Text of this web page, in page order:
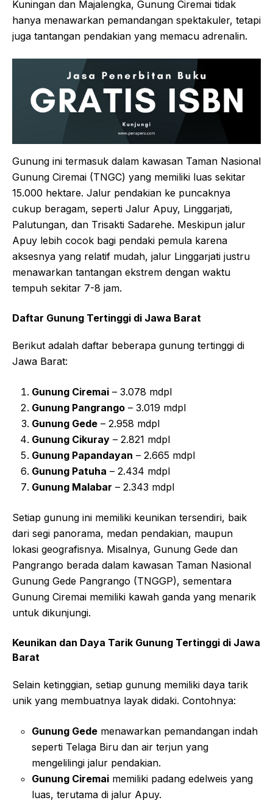
Kuningan dan Majalengka, Gunung Ciremai tidak
hanya menawarkan pemandangan spektakuler, tetapi
juga tantangan pendakian yang memacu adrenalin.
Gunung ini termasuk dalam kawasan Taman Nasional
Gunung Ciremai (TNGC) yang memiliki luas sekitar
15.000 hektare. Jalur pendakian ke puncaknya
cukup beragam, seperti Jalur Apuy, Linggarjati,
Palutungan, dan Trisakti Sadarehe. Meskipun jalur
Apuy lebih cocok bagi pendaki pemula karena
aksesnya yang relatif mudah, jalur Linggarjati justru
menawarkan tantangan ekstrem dengan waktu
tempuh sekitar 7-8 jam.
Daftar Gunung Tertinggi di Jawa Barat
Berikut adalah daftar beberapa gunung tertinggi di
Jawa Barat:
Gunung Ciremai – 3.078 mdpl
Gunung Pangrango – 3.019 mdpl
Gunung Gede – 2.958 mdpl
Gunung Cikuray – 2.821 mdpl
Gunung Papandayan – 2.665 mdpl
Gunung Patuha – 2.434 mdpl
Gunung Malabar – 2.343 mdpl
Setiap gunung ini memiliki keunikan tersendiri, baik
dari segi panorama, medan pendakian, maupun
lokasi geografisnya. Misalnya, Gunung Gede dan
Pangrango berada dalam kawasan Taman Nasional
Gunung Gede Pangrango (TNGGP), sementara
Gunung Ciremai memiliki kawah ganda yang menarik
untuk dikunjungi.
Keunikan dan Daya Tarik Gunung Tertinggi di Jawa
Barat
Selain ketinggian, setiap gunung memiliki daya tarik
unik yang membuatnya layak didaki. Contohnya:
Gunung Gede menawarkan pemandangan indah
seperti Telaga Biru dan air terjun yang
mengelilingi jalur pendakian.
Gunung Ciremai memiliki padang edelweis yang
luas, terutama di jalur Apuy.